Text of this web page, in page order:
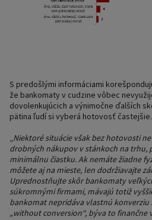
S predošlými informáciami
že bankomaty v cudzine vôbec
dovolenkujúcich a výnimočne ďalších
pätina ľudí si vyberá hotovosť častejšie.
„Niektoré situácie však bez hotovosti
drobných nákupov v stánkoch na trhu,
minimálnu čiastku. Ak nemáte žiadne
môžete aj na mieste, len dodržiavajte
Uprednostňujte skôr bankomaty
súkromnými firmami, mávajú totiž
bankomat nepridáva vlastnú
„without conversion“, býva to finančne